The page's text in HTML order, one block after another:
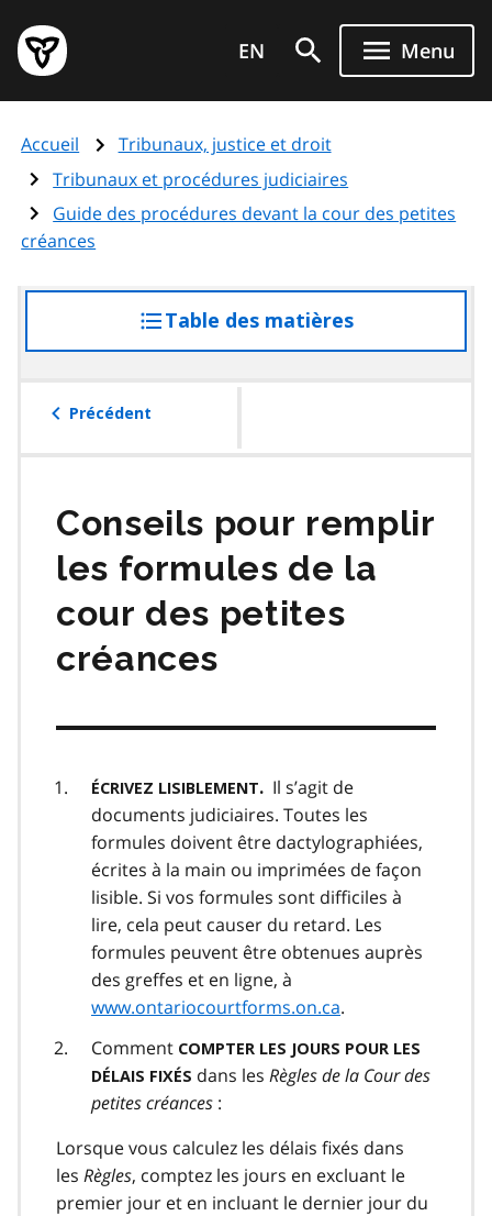
au
contenu
principal
Page
d'accueil
de
l'Ontario
EN Menu
Accueil
Tribunaux, justice et droit
Tribunaux et procédures judiciaires
Guide des procédures devant la cour des petites
créances
Table des matières
à
Précédent
Conseils pour remplir
les formules de la
cour des petites
créances
ÉCRIVEZ LISIBLEMENT. Il s’agit de
documents judiciaires. Toutes les
formules doivent être dactylographiées,
écrites à la main ou imprimées de façon
lisible. Si vos formules sont difficiles à
lire, cela peut causer du retard. Les
formules peuvent être obtenues auprès
des greffes et en ligne, à
www.ontariocourtforms.on.ca.
Comment COMPTER LES JOURS POUR LES
DÉLAIS FIXÉS dans les Règles de la Cour des
petites créances :
Lorsque vous calculez les délais fixés dans
les Règles, comptez les jours en excluant le
premier jour et en incluant le dernier jour du